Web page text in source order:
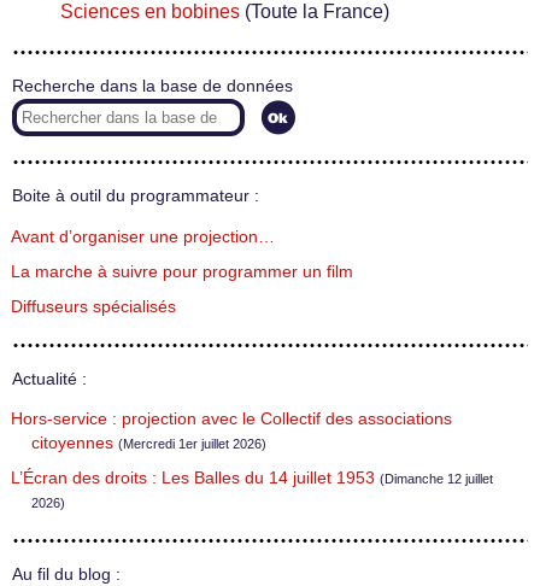
Sciences en bobines (Toute la France)
Recherche dans la base de données
Boite à outil du programmateur :
Avant d’organiser une projection…
La marche à suivre pour programmer un film
Diffuseurs spécialisés
Actualité :
Hors-service : projection avec le Collectif des associations
citoyennes (Mercredi 1er juillet 2026)
L’Écran des droits : Les Balles du 14 juillet 1953 (Dimanche 12 juillet
2026)
Au fil du blog :